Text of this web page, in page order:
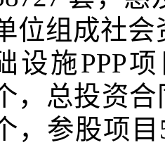
位组成社
设施PPP
，总投资合
，参股项